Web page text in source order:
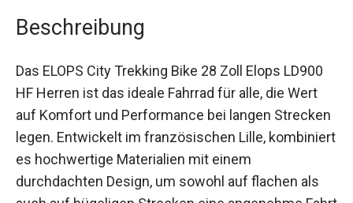
Beschreibung
HF Herren ist das ideale Fahrrad für alle, die Wert
auf Komfort und Performance bei langen
Strecken legen. Entwickelt im französischen Lille,
kombiniert es hochwertige Materialien mit einem
durchdachten Design, um sowohl auf flachen als
auch auf hügeligen Strecken eine angenehme